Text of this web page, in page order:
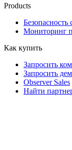
Products
Безопасность
Мониторинг
Как купить
Запросить
Запросить
Observer Sales
Найти